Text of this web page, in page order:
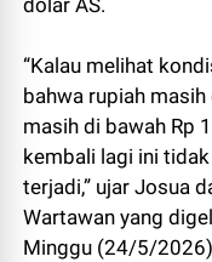
dolar AS.
“Kalau melihat
bahwa rupiah
masih di bawah Rp
kembali lagi ini
terjadi,” ujar Josua
Wartawan yang
Minggu (24/5/